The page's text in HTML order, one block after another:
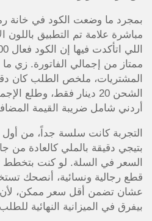
بمجرد ما وضعت الكود في خانة
مباشرة علامة تم التطبيق
ممتاز من إجمالي الفاتورة. زي
المشتريات، ملخص الطلب كان
أردني شامل ضريبة القيمة
التجربة كانت سلسة جداً، من أول
بتيجي دقيقة بالملي كالعادة
السعر في السلة. لو كنت
قطع رجالية ونسائية، أنصحك
عشان تضمن أقل سعر ممكن، لأن
بيفرق في الميزانية النهائية